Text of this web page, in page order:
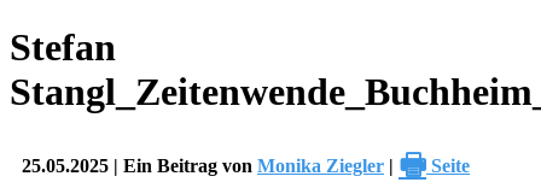
Stefan
25.05.2025 | Ein Beitrag von Monika Ziegler | 🖶 Seite